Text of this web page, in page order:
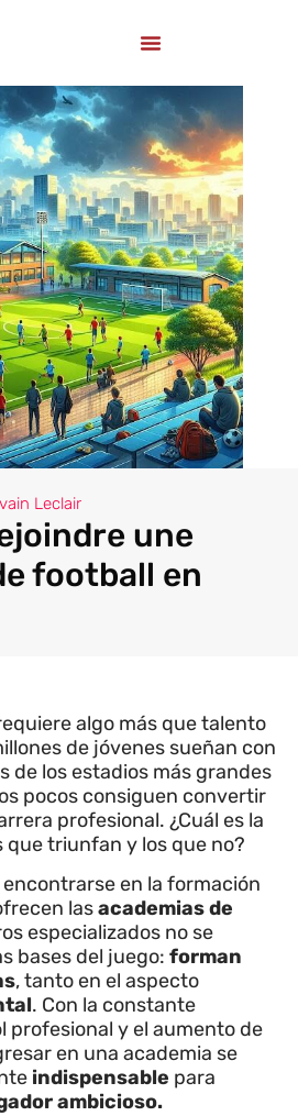
Leclair
une
football en
algo más que talento
de jóvenes sueñan con
de los estadios más grandes
pocos consiguen convertir
profesional. ¿Cuál es la
triunfan y los que no?
en la formación
lasacademias de
especializados no se
bases del juego: forman
, tanto en el aspecto
. Con la constante
profesional y el aumento de
en una academia se
indispensable para
ambicioso.